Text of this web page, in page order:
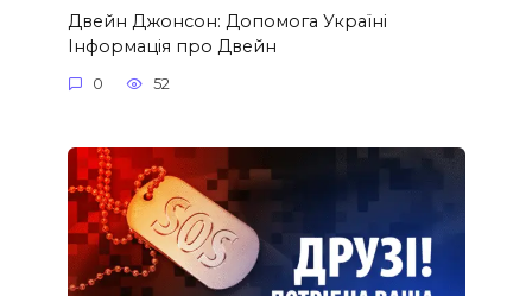
Двейн Джонсон: Допомога Україні
Інформація про Двейн
0 52